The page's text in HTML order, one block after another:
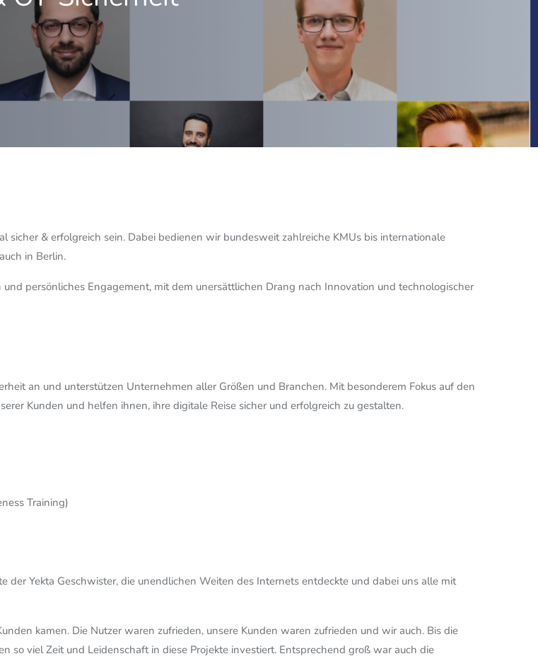
& erfolgreich sein. Dabei bedienen wir bundesweit zahlreiche KMUs bis internationale
in Berlin.
persönliches Engagement, mit dem unersättlichen Drang nach Innovation und technologischer
an und unterstützen Unternehmen aller Größen und Branchen. Mit besonderem Fokus auf den
Kunden und helfen ihnen, ihre digitale Reise sicher und erfolgreich zu gestalten.
Training)
der Yekta Geschwister, die unendlichen Weiten des Internets entdeckte und dabei uns alle mit
kamen. Die Nutzer waren zufrieden, unsere Kunden waren zufrieden und wir auch. Bis die
viel Zeit und Leidenschaft in diese Projekte investiert. Entsprechend groß war auch die